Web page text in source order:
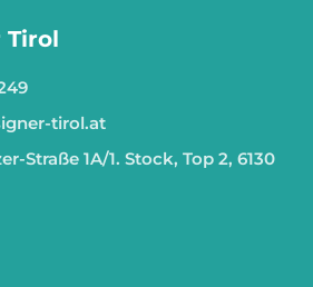
Tirol
tirol.at
Straße 1A/1. Stock, Top 2, 6130